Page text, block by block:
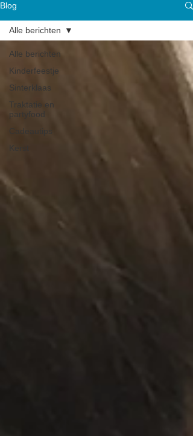
Blog
Alle berichten
Kinderfeestje
Sinterklaas
Traktatie en
partyfood
Cadeautips
Kerst
Alle berichten